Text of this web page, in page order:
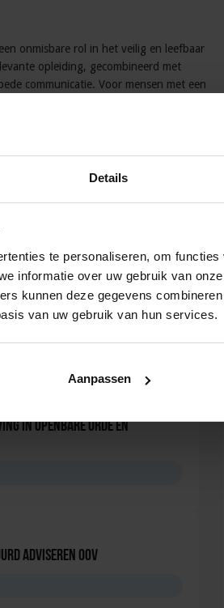
Details
te personaliseren, om
informatie over uw gebruik van
kunnen deze gegevens
van uw gebruik van hun services.
Aanpassen
onmisbare rol in het veilig en leefbaar
opleiding, gecombineerd met
communicatie. Voor mensen met een
carrière vele uitdagende mogelijkheden.
cursus of opleiding in
en Cursussen
Openbare Orde en Veiligheid
in Openbare Orde en
adviseren OOV